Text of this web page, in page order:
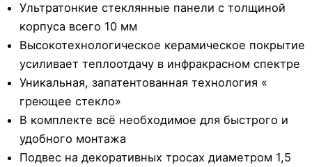
Ультратонкие стеклянные панели с толщиной
корпуса всего 10 мм
Высокотехнологическое керамическое покрытие
усиливает теплоотдачу в инфракрасном спектре
Уникальная, запатентованная технология «
греющее стекло»
В комплекте всё необходимое для быстрого и
удобного монтажа
Подвес на декоративных тросах диаметром 1,5